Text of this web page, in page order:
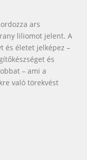
ars
liliomot jelent. A
és életet jelképez –
és
– ami a
való törekvést